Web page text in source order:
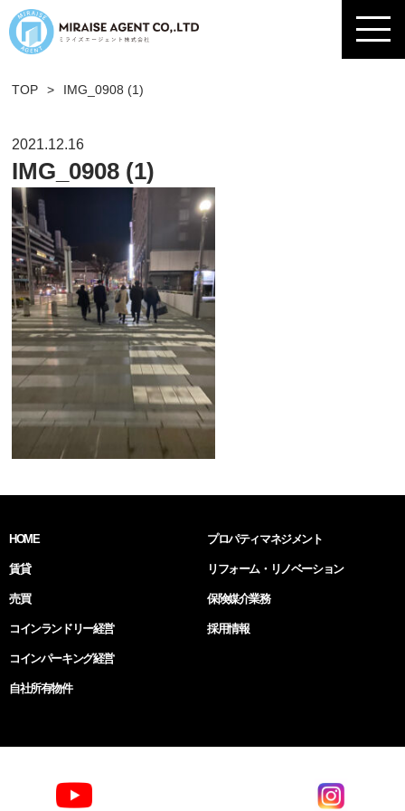
TOP > IMG_0908 (1)
2021.12.16
IMG_0908 (1)
HOME
賃貸
売買
プロパティマネジメント
リフォーム・リノベーション
保険媒介業務
コインランドリー経営
コインパーキング経営
自社所有物件
採用情報